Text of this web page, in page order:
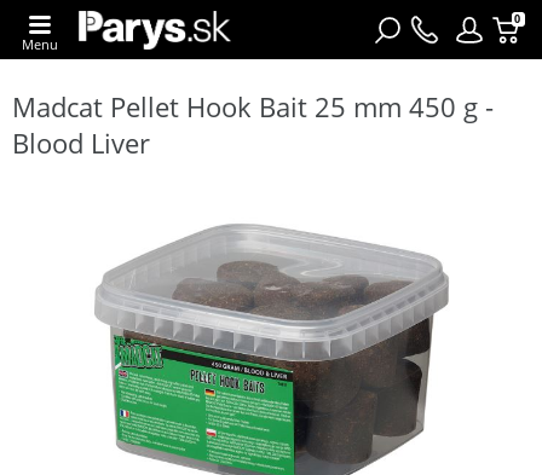
0
Menu
Madcat Pellet Hook Bait 25 mm 450 g -
Blood Liver